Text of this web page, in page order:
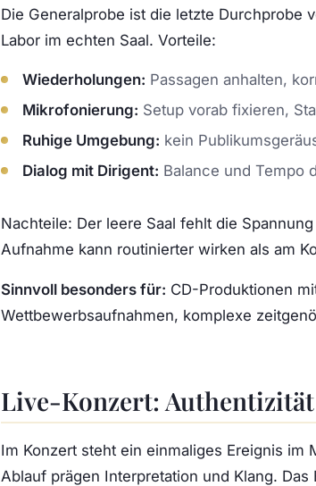
Die Generalprobe ist die letzte Durchprobe
Labor im echten Saal. Vorteile:
Wiederholungen: Passagen anhalten,
Mikrofonierung: Setup vorab fixieren,
Ruhige Umgebung: kein
Dialog mit Dirigent: Balance und Tempo
Nachteile: Der leere Saal fehlt die
Aufnahme kann routinierter wirken als am
Sinnvoll besonders für: CD-Produktionen
Wettbewerbsaufnahmen, komplexe
Live-Konzert:
Im Konzert steht ein einmaliges Ereignis
Ablauf prägen Interpretation und Klang.